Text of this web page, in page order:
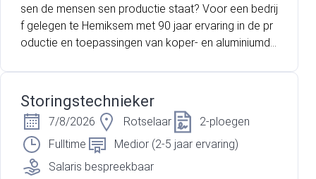
sen de mensen sen productie staat? Voor een bedrij
f gelegen te Hemiksem met 90 jaar ervaring in de pr
oductie en toepassingen van koper- en aluminiumdr
rde teamcoach!
Storingstechnieker
7/8/2026 Rotselaar
2-ploegen
Fulltime
Medior (2-5 jaar ervaring)
Salaris bespreekbaar